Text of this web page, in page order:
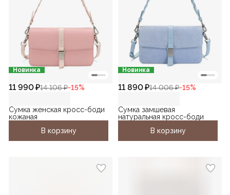
Новинка
11 990 ₽14 106 ₽−15%
Сумка женская кросс-боди
кожаная
В корзину
Новинка
11 890 ₽14 006 ₽−15%
Сумка замшевая
натуральная кросс-боди
В корзину